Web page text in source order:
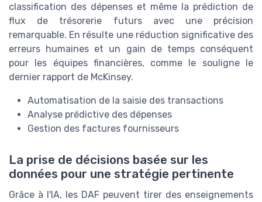
classification des dépenses et même la prédiction de
flux de trésorerie futurs avec une précision
remarquable. En résulte une réduction significative des
erreurs humaines et un gain de temps conséquent
pour les équipes financières, comme le souligne le
dernier rapport de McKinsey.
Automatisation de la saisie des transactions
Analyse prédictive des dépenses
Gestion des factures fournisseurs
La prise de décisions basée sur les
données pour une stratégie pertinente
Grâce à l'IA, les DAF peuvent tirer des enseignements